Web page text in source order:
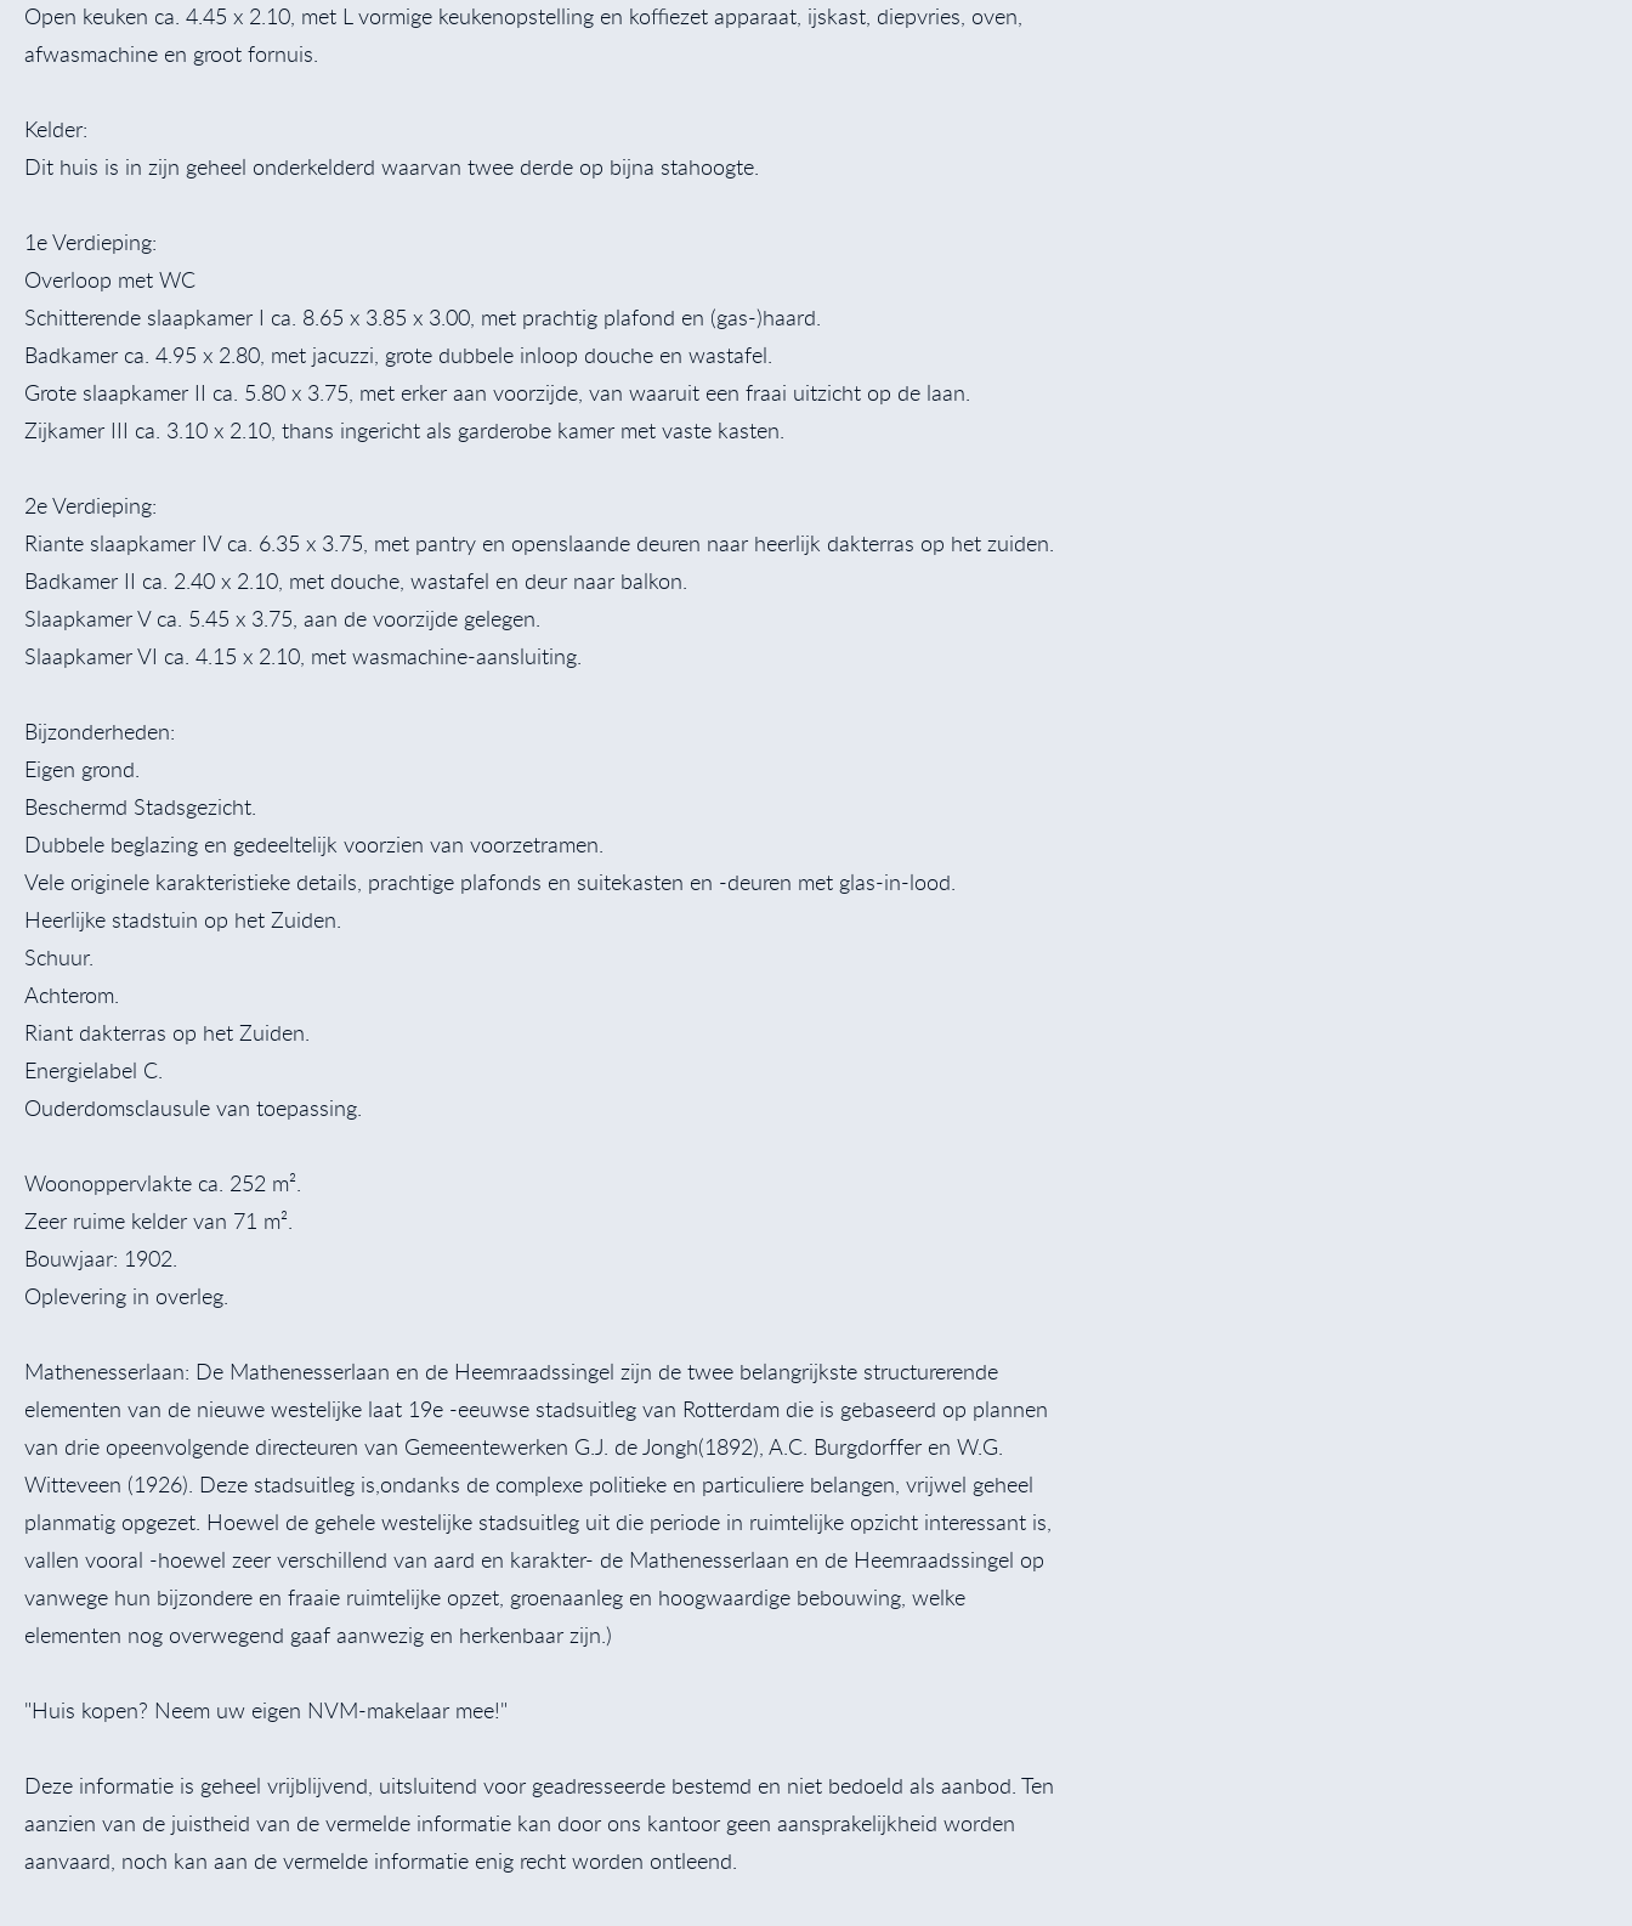
Open keuken ca. 4.45 x 2.10, met L vormige keukenopstelling en koffiezet apparaat, ijskast, diepvries, oven,
afwasmachine en groot fornuis.
Kelder:
Dit huis is in zijn geheel onderkelderd waarvan twee derde op bijna stahoogte.
1e Verdieping:
Overloop met WC
Schitterende slaapkamer I ca. 8.65 x 3.85 x 3.00, met prachtig plafond en (gas-)haard.
Badkamer ca. 4.95 x 2.80, met jacuzzi, grote dubbele inloop douche en wastafel.
Grote slaapkamer II ca. 5.80 x 3.75, met erker aan voorzijde, van waaruit een fraai uitzicht op de laan.
Zijkamer III ca. 3.10 x 2.10, thans ingericht als garderobe kamer met vaste kasten.
2e Verdieping:
Riante slaapkamer IV ca. 6.35 x 3.75, met pantry en openslaande deuren naar heerlijk dakterras op het zuiden.
Badkamer II ca. 2.40 x 2.10, met douche, wastafel en deur naar balkon.
Slaapkamer V ca. 5.45 x 3.75, aan de voorzijde gelegen.
Slaapkamer VI ca. 4.15 x 2.10, met wasmachine-aansluiting.
Bijzonderheden:
Eigen grond.
Beschermd Stadsgezicht.
Dubbele beglazing en gedeeltelijk voorzien van voorzetramen.
Vele originele karakteristieke details, prachtige plafonds en suitekasten en -deuren met glas-in-lood.
Heerlijke stadstuin op het Zuiden.
Schuur.
Achterom.
Riant dakterras op het Zuiden.
Energielabel C.
Ouderdomsclausule van toepassing.
Woonoppervlakte ca. 252 m².
Zeer ruime kelder van 71 m².
Bouwjaar: 1902.
Oplevering in overleg.
Mathenesserlaan: De Mathenesserlaan en de Heemraadssingel zijn de twee belangrijkste structurerende
elementen van de nieuwe westelijke laat 19e -eeuwse stadsuitleg van Rotterdam die is gebaseerd op plannen
van drie opeenvolgende directeuren van Gemeentewerken G.J. de Jongh(1892), A.C. Burgdorffer en W.G.
Witteveen (1926). Deze stadsuitleg is,ondanks de complexe politieke en particuliere belangen, vrijwel geheel
planmatig opgezet. Hoewel de gehele westelijke stadsuitleg uit die periode in ruimtelijke opzicht interessant is,
vallen vooral -hoewel zeer verschillend van aard en karakter- de Mathenesserlaan en de Heemraadssingel op
vanwege hun bijzondere en fraaie ruimtelijke opzet, groenaanleg en hoogwaardige bebouwing, welke
elementen nog overwegend gaaf aanwezig en herkenbaar zijn.)
"Huis kopen? Neem uw eigen NVM-makelaar mee!"
Deze informatie is geheel vrijblijvend, uitsluitend voor geadresseerde bestemd en niet bedoeld als aanbod. Ten
aanzien van de juistheid van de vermelde informatie kan door ons kantoor geen aansprakelijkheid worden
aanvaard, noch kan aan de vermelde informatie enig recht worden ontleend.